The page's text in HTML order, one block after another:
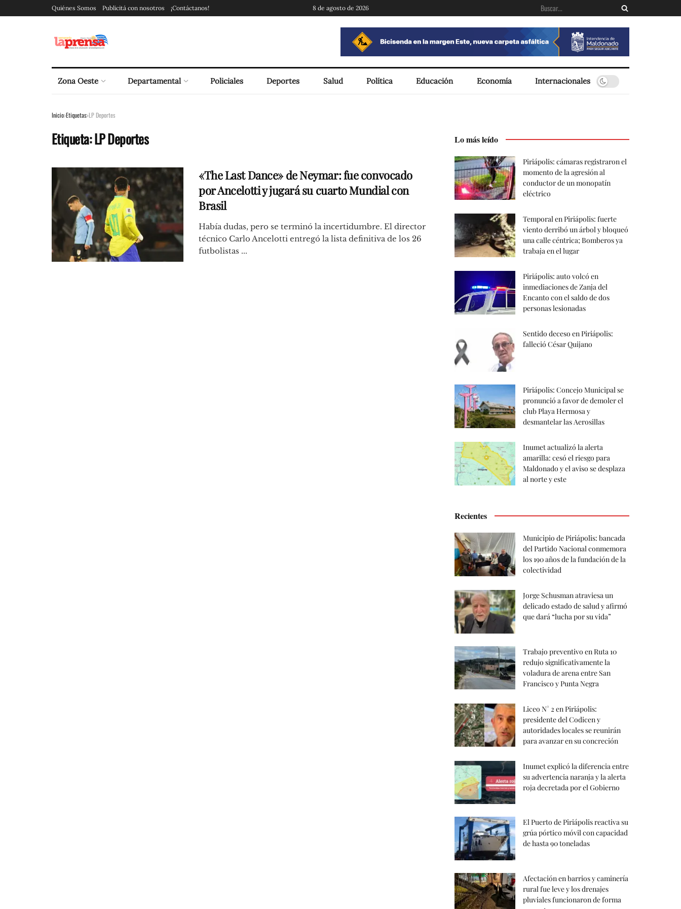
Quiénes Somos Publicitá con nosotros ¡Contáctanos! 8 de agosto de 2026
Zona Oeste Departamental Policiales Deportes Salud Política Educación Economía Internacionales
Inicio Etiquetas LP Deportes
Etiqueta:LP Deportes
«The Last Dance» de Neymar: fue convocado
por Ancelotti y jugará su cuarto Mundial con
Brasil
Había dudas, pero se terminó la incertidumbre. El director
técnico Carlo Ancelotti entregó la lista definitiva de los 26
futbolistas ...
Lo más leído
Piriápolis: cámaras registraron el
momento de la agresión al
conductor de un monopatín
eléctrico
Temporal en Piriápolis: fuerte
viento derribó un árbol y bloqueó
una calle céntrica; Bomberos ya
trabaja en el lugar
Piriápolis: auto volcó en
inmediaciones de Zanja del
Encanto con el saldo de dos
personas lesionadas
Sentido deceso en Piriápolis:
falleció César Quijano
Piriápolis: Concejo Municipal se
pronunció a favor de demoler el
club Playa Hermosa y
desmantelar las Aerosillas
Inumet actualizó la alerta
amarilla: cesó el riesgo para
Maldonado y el aviso se desplaza
al norte y este
Recientes
Municipio de Piriápolis: bancada
del Partido Nacional conmemora
los 190 años de la fundación de la
colectividad
Jorge Schusman atraviesa un
delicado estado de salud y afirmó
que dará “lucha por su vida”
Trabajo preventivo en Ruta 10
redujo significativamente la
voladura de arena entre San
Francisco y Punta Negra
Liceo N° 2 en Piriápolis:
presidente del Codicen y
autoridades locales se reunirán
para avanzar en su concreción
Inumet explicó la diferencia entre
su advertencia naranja y la alerta
roja decretada por el Gobierno
El Puerto de Piriápolis reactiva su
grúa pórtico móvil con capacidad
de hasta 90 toneladas
Afectación en barrios y caminería
rural fue leve y los drenajes
pluviales funcionaron de forma